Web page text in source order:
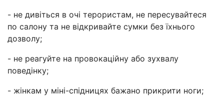
- не дивіться в очі терористам, не пересувайтеся
по салону та не відкривайте сумки без їхнього
дозволу;
- не реагуйте на провокаційну або зухвалу
поведінку;
- жінкам у міні-спідницях бажано прикрити ноги;